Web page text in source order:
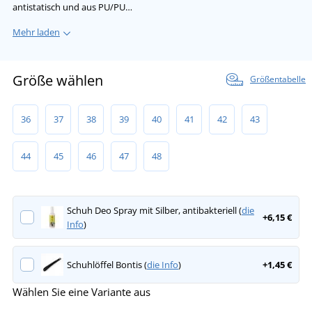
antistatisch und aus PU/PU…
Mehr laden
Größe wählen Größentabelle
36 37 38 39 40 41 42 43
44 45 46 47 48
Schuh Deo Spray mit Silber, antibakteriell (die
Info)
+6,15 €
Schuhlöffel Bontis (die Info) +1,45 €
Wählen Sie eine Variante aus